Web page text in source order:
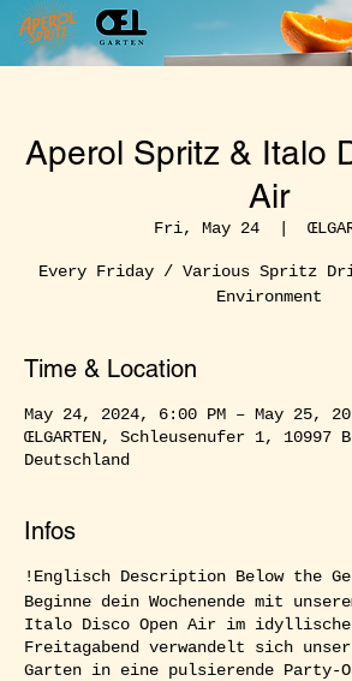
Aperol Spritz & Italo
Air
Fri, May 24
  |
Every Friday / Various Spritz
Environment
Time & Location
May 24, 2024, 6:00 PM – May 25,
ŒLGARTEN, Schleusenufer 1, 10997
Deutschland
Infos
!Englisch Description Below the
Beginne dein Wochenende mit
Italo Disco Open Air im idyllischen
Freitagabend verwandelt sich
Garten in eine pulsierende Party-